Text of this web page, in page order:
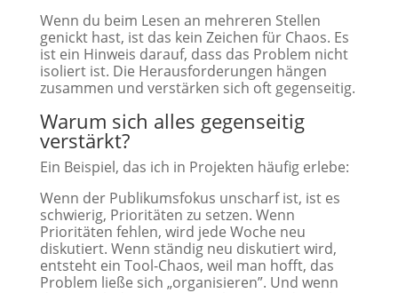
Wenn du beim Lesen an mehreren Stellen
genickt hast, ist das kein Zeichen für Chaos. Es
ist ein Hinweis darauf, dass das Problem nicht
isoliert ist. Die Herausforderungen hängen
zusammen und verstärken sich oft gegenseitig.
Warum sich alles gegenseitig
verstärkt?
Ein Beispiel, das ich in Projekten häufig erlebe:
Wenn der Publikumsfokus unscharf ist, ist es
schwierig, Prioritäten zu setzen. Wenn
Prioritäten fehlen, wird jede Woche neu
diskutiert. Wenn ständig neu diskutiert wird,
entsteht ein Tool-Chaos, weil man hofft, das
Problem ließe sich „organisieren”. Und wenn